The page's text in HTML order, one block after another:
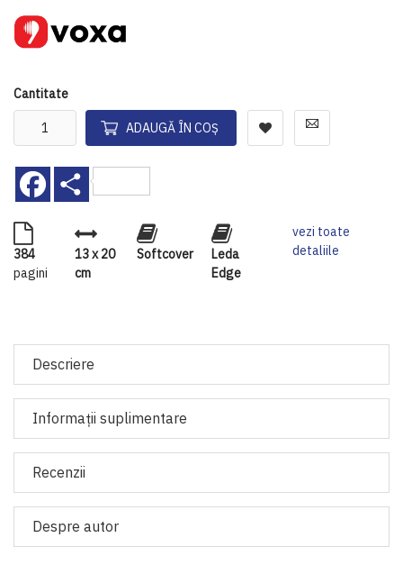
Cantitate
ADAUGĂ ÎN COȘ
Facebook
384
pagini
13 x 20
cm
Softcover
Leda
Edge
vezi toate
detaliile
Descriere
Informaţii suplimentare
Recenzii
Despre autor